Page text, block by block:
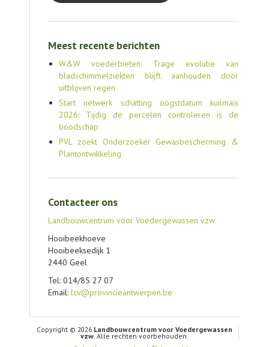
Meest recente berichten
W&W voederbieten: Trage evolutie van
bladschimmelziekten blijft aanhouden door
uitblijven regen
Start netwerk schatting oogstdatum kuilmais
2026: Tijdig de percelen controleren is de
boodschap
PVL zoekt Onderzoeker Gewasbescherming &
Plantontwikkeling
Contacteer ons
Landbouwcentrum voor Voedergewassen vzw
Hooibeekhoeve
Hooibeeksedijk 1
2440 Geel
Tel: 014/85 27 07
Email: lcv@provincieantwerpen.be
Copyright © 2026 Landbouwcentrum voor Voedergewassen
vzw. Alle rechten voorbehouden.